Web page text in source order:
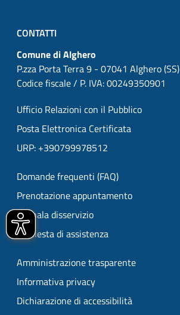
CONTATTI
Comune di Alghero
P.zza Porta Terra 9 - 07041 Alghero (SS)
Codice fiscale / P. IVA: 00249350901
Ufficio Relazioni con il Pubblico
Posta Elettronica Certificata
URP: +390799978512
Domande frequenti (FAQ)
Prenotazione appuntamento
Segnala disservizio
Richiesta di assistenza
Amministrazione trasparente
Informativa privacy
Dichiarazione di accessibilità